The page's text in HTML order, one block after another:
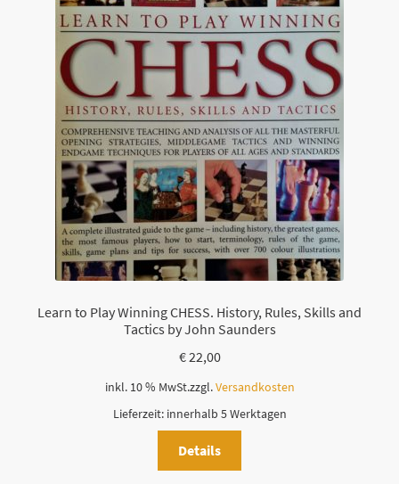
Learn to Play Winning CHESS. History, Rules, Skills and
Tactics by John Saunders
€22,00
inkl. 10 % MwSt.zzgl.Versandkosten
Lieferzeit: innerhalb 5 Werktagen
Details